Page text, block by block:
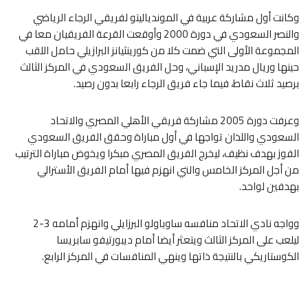
وكانت أول مشاركة عربية في الموندياليتو لفريقي الرجاء الرياضي
والنصر السعودي في دورة 2000 وأوقعت القرعة الفريقيان معا في
المجموعة الأولى التي ضمت كلا من كورينثيانز البرازيلي حامل اللقب
حينها وريال مدريد الإسباني، وحل الفريق السعودي في المركز الثالث
برصيد ثلاث نقاط، فيما جاء فريق الرجاء رابعا بدون رصيد.
وعرفت دورة 2005 مشاركة فريقي الأهلي المصري والاتحاد
السعودي واللذان تواجها في أول مباراة وحقق الفريق السعودي
الفوز بهدف نظيف، ليخرج الفريق المصري مبكرا ويخوض مباراة الترتيب
من أجل المركز الخامس والتي انهزم فيها أمام الفريق الأسترالي
بهدفين لواحد.
وواجه نادي الاتحاد منافسه ساوباولو البرزايلي وانهزم أمامه 3-2
ليلعب على المركز الثالث ويتعثر أيضا أمام ديبورتيفو سابريسا
الكوستاريكي بالنتيجة ذاتها وينهي المنافسات في المركز الرابع.